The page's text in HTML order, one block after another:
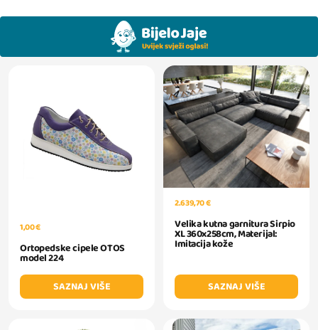
1,00 €
Ortopedske cipele OTOS
model 224
SAZNAJ VIŠE
2.639,70 €
Velika kutna garnitura Sirpio
XL 360x258cm, Materijal:
Imitacija kože
SAZNAJ VIŠE